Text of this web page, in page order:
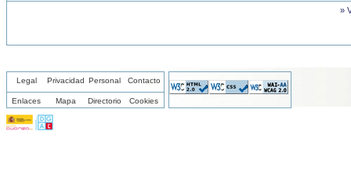
»
Legal Privacidad Personal Contacto
Enlaces Mapa Directorio Cookies